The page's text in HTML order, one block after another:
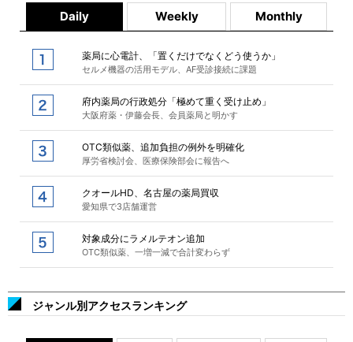
Daily Weekly Monthly
薬局に心電計、「置くだけでなくどう使うか」
セルメ機器の活用モデル、AF受診接続に課題
府内薬局の行政処分「極めて重く受け止め」
大阪府薬・伊藤会長、会員薬局と明かす
OTC類似薬、追加負担の例外を明確化
厚労省検討会、医療保険部会に報告へ
クオールHD、名古屋の薬局買収
愛知県で3店舗運営
対象成分にラメルテオン追加
OTC類似薬、一増一減で合計変わらず
ジャンル別アクセスランキング